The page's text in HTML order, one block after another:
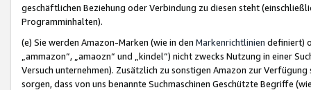
geschäftlichen Beziehung oder Verbindung zu diesen steht
Programminhalten).
(e) Sie werden Amazon-Marken (wie in den Markenrichtlinien definiert)
„ammazon“, „amaozn“ und „kindel“) nicht zwecks Nutzung in einer
Versuch unternehmen). Zusätzlich zu sonstigen Amazon zur
sorgen, dass von uns benannte Suchmaschinen Geschützte Begriffe